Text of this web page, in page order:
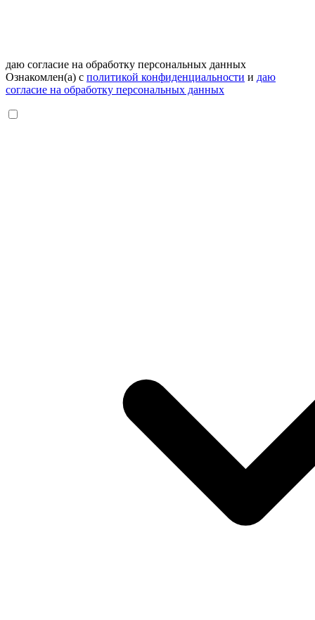
даю согласие на обработку персональных данных
Ознакомлен(а) с политикой конфиденциальности и даю
согласие на обработку персональных данных